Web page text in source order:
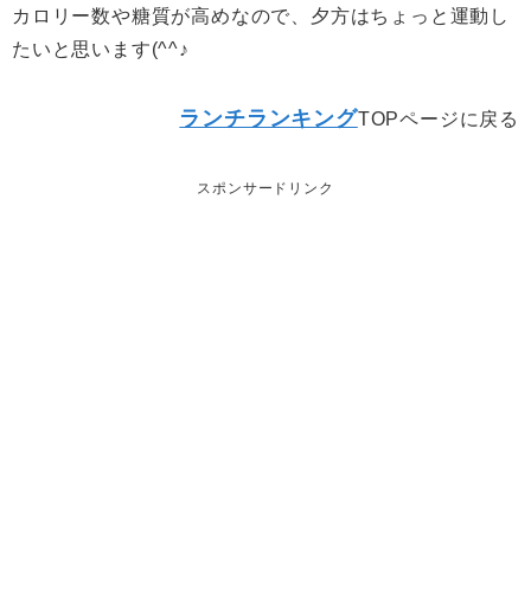
カロリー数や糖質が高めなので、夕方はちょっと運動し
たいと思います(^^♪
ランチランキングTOPページに戻る
スポンサードリンク